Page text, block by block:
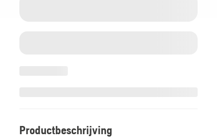
Productbeschrijving